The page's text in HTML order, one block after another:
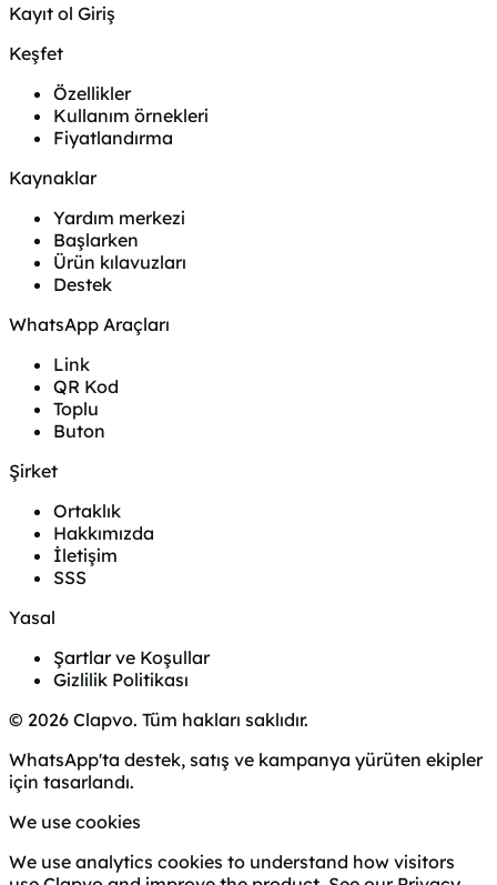
Kayıt ol Giriş
Keşfet
Özellikler
Kullanım örnekleri
Fiyatlandırma
Kaynaklar
Yardım merkezi
Başlarken
Ürün kılavuzları
Destek
WhatsApp Araçları
Link
QR Kod
Toplu
Buton
Şirket
Ortaklık
Hakkımızda
İletişim
SSS
Yasal
Şartlar ve Koşullar
Gizlilik Politikası
© 2026 Clapvo. Tüm hakları saklıdır.
WhatsApp'ta destek, satış ve kampanya yürüten ekipler
için tasarlandı.
We use cookies
We use analytics cookies to understand how visitors